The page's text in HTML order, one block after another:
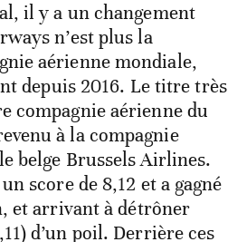
il y a un changement
n’est plus la
aérienne mondiale,
depuis 2016. Le titre très
compagnie aérienne du
à la compagnie
belge Brussels Airlines.
score de 8,12 et a gagné
et arrivant à détrôner
d’un poil. Derrière ces